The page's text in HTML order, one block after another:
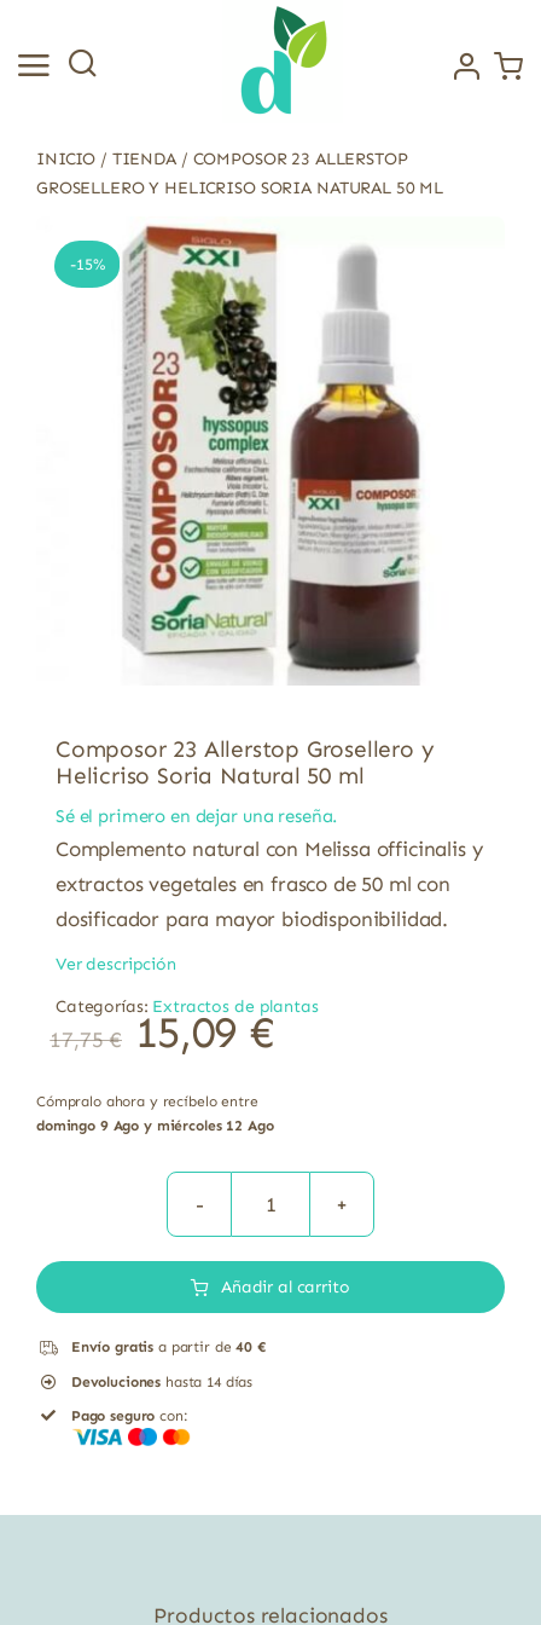
contenido
INICIO / TIENDA/ COMPOSOR 23 ALLERSTOP
GROSELLERO Y HELICRISO SORIA NATURAL 50 ML
-15%
Composor 23 Allerstop Grosellero y
Helicriso Soria Natural 50 ml
Sé el primero en dejar una reseña.
Complemento natural con Melissa officinalis y
extractos vegetales en frasco de 50 ml con
dosificador para mayor biodisponibilidad.
Ver descripción
Categorías: Extractos de plantas
17,75€ 15,09 €
Cómpralo ahora y recíbelo entre
domingo 9 Ago y miércoles 12 Ago
Composor
Allerstop
Añadir al carrito
Envío gratis a partir de40 €
Devoluciones hasta 14 días
Pago seguro con:
Productos relacionados